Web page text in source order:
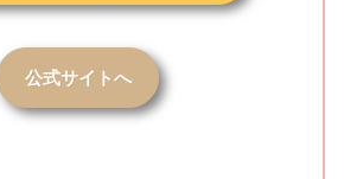
公式サイトへ